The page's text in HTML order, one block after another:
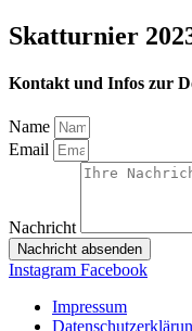
Skatturnier
Kontakt und Infos zur
Name
Email
Nachricht
Nachricht absenden
Instagram Facebook
Impressum